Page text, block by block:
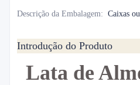
Descrição da Embalagem: Caixas
Introdução do Produto
Lata de